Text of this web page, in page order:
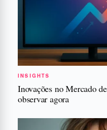
INSIGHTS
Inovações no Mercado
observar agora